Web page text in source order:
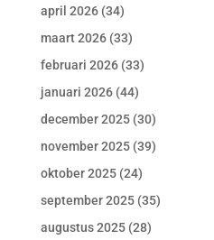
april 2026(34)
maart 2026(33)
februari 2026(33)
januari 2026(44)
december 2025(30)
november 2025(39)
oktober 2025(24)
september 2025(35)
augustus 2025(28)